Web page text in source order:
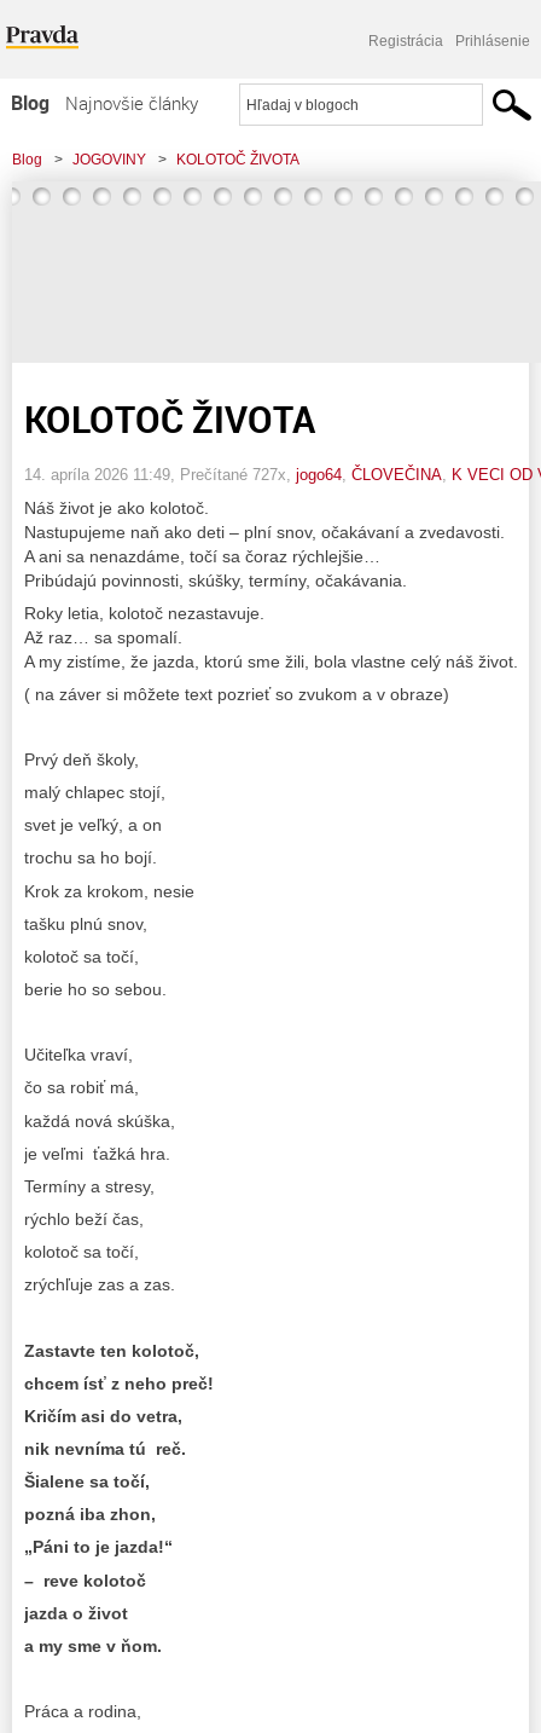
Registrácia Prihlásenie
Blog
Najnovšie články
Najčítanejšie články
Najkomentovanejšie články
Blog > JOGOVINY > KOLOTOČ ŽIVOTA
KOLOTOČ ŽIVOTA
14. apríla 2026 11:49 , Prečítané 727x, jogo64 ČLOVEČINA K VECI OD
Náš život je ako kolotoč.
Nastupujeme naň ako deti – plní snov, očakávaní a zvedavosti.
A ani sa nenazdáme, točí sa čoraz rýchlejšie…
Pribúdajú povinnosti, skúšky, termíny, očakávania.
Roky letia, kolotoč nezastavuje.
Až raz… sa spomalí.
A my zistíme, že jazda, ktorú sme žili, bola vlastne celý náš život.
( na záver si môžete text pozrieť so zvukom a v obraze)
Prvý deň školy,
malý chlapec stojí,
svet je veľký, a on
trochu sa ho bojí.
Krok za krokom, nesie
tašku plnú snov,
kolotoč sa točí,
berie ho so sebou.
Učiteľka vraví,
čo sa robiť má,
každá nová skúška,
je veľmi ťažká hra.
Termíny a stresy,
rýchlo beží čas,
kolotoč sa točí,
zrýchľuje zas a zas.
Zastavte ten kolotoč,
chcem ísť z neho preč!
Kričím asi do vetra,
nik nevníma tú reč.
Šialene sa točí,
pozná iba zhon,
„Páni to je jazda!“
– reve kolotoč
jazda o život
a my sme v ňom.
Práca a rodina,